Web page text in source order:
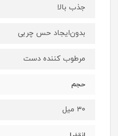
جذب بالا
بدون‌ایجاد حس چربی
مرطوب کننده دست
حجم
۳۰ میل